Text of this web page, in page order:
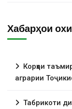
Хабарҳои
Корҳои
аграрии
Табрикоти